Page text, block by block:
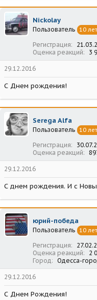
Nickolay
Пользователь 10
Регистрация
Оценка реакций
3
29.12.2016
С Днем рождения!
Serega Alfa
Пользователь 10
Регистрация
Оценка реакций
29.12.2016
С днем рождения. И с
юрий-победа
Пользователь 10
Регистрация
Оценка реакций
2
Город
Одесса-
29.12.2016
С Днем Рождения!